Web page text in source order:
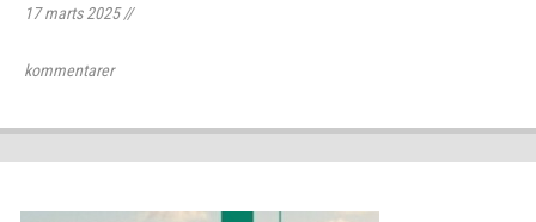
17 marts 2025//
kommentarer